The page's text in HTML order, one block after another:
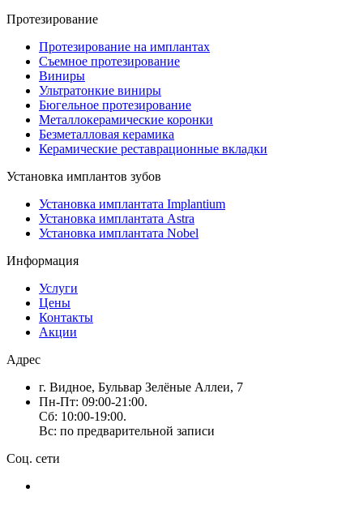
Протезирование
Протезирование на имплантах
Съемное протезирование
Виниры
Ультратонкие виниры
Бюгельное протезирование
Металлокерамические коронки
Безметалловая керамика
Керамические реставрационные вкладки
Установка имплантов зубов
Установка имплантата Implantium
Установка имплантата Astra
Установка имплантата Nobel
Информация
Услуги
Цены
Контакты
Акции
Адрес
г. Видное, Бульвар Зелёные Аллеи, 7
Пн-Пт: 09:00-21:00.
Сб: 10:00-19:00.
Вс: по предварительной записи
Соц. сети